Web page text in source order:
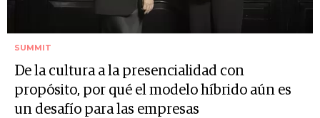
SUMMIT
De la cultura a la presencialidad con
propósito, por qué el modelo híbrido aún es
un desafío para las empresas